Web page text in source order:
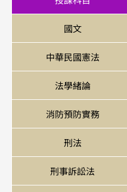
國文
中華民國憲法
法學緒論
消防預防實務
刑法
刑事訴訟法